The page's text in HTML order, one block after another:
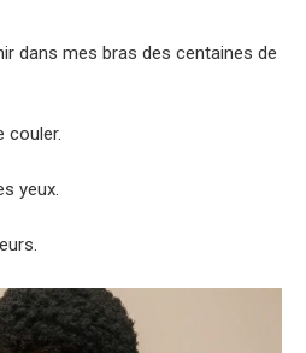
dans mes bras des centaines de
couler.
yeux.